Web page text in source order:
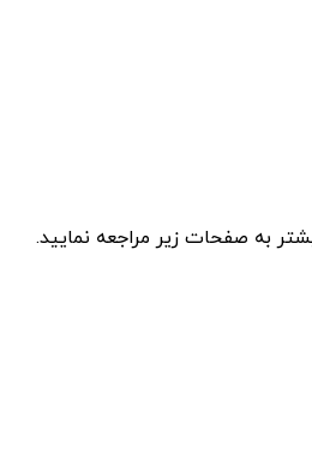
به صفحات زیر مراجعه نمایید.